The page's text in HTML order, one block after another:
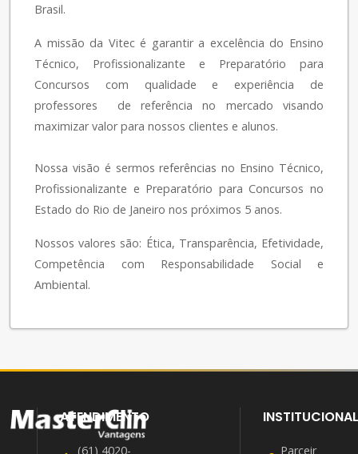
Brasil.
A missão da Vitec é garantir a excelência do Ensino
Técnico, Profissionalizante e Preparatório para
Concursos com qualidade e experiência de
professores de referência no mercado visando
maximizar valor para nossos clientes e alunos.
Nossa visão é sermos referências no Ensino Técnico,
Profissionalizante e Preparatório para Concursos no
Estado do Rio de Janeiro nos próximos 5 anos.
Nossos valores são: Ética, Transparência, Efetividade,
Competência com Responsabilidade Social e
Ambiental.
ATENDIMENTO
(61) 4020-
INSTITUCIONAL
Parceir